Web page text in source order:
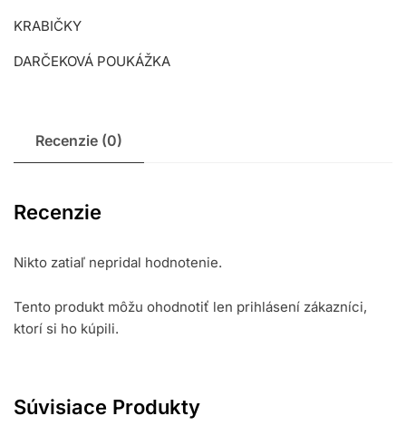
KRABIČKY
DARČEKOVÁ POUKÁŽKA
Recenzie (0)
Recenzie
Nikto zatiaľ nepridal hodnotenie.
Tento produkt môžu ohodnotiť len prihlásení zákazníci,
ktorí si ho kúpili.
Súvisiace Produkty